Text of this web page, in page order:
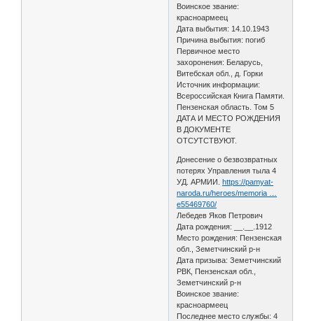
Воинское звание:
красноармеец
Дата выбытия: 14.10.1943
Причина выбытия: погиб
Первичное место
захоронения: Беларусь,
Витебская обл., д. Горки
Источник информации:
Всероссийская Книга Памяти.
Пензенская область. Том 5
ДАТА И МЕСТО РОЖДЕНИЯ
В ДОКУМЕНТЕ
ОТСУТСТВУЮТ.
Донесение о безвозвратных
потерях Управления тыла 4
УД. АРМИИ.https://pamyat-
naroda.ru/heroes/memoria …
e55469760/
Лебедев Яков Петрович
Дата рождения: __.__.1912
Место рождения: Пензенская
обл., Земетчинский р-н
Дата призыва: Земетчинский
РВК, Пензенская обл.,
Земетчинский р-н
Воинское звание:
красноармеец
Последнее место службы: 4